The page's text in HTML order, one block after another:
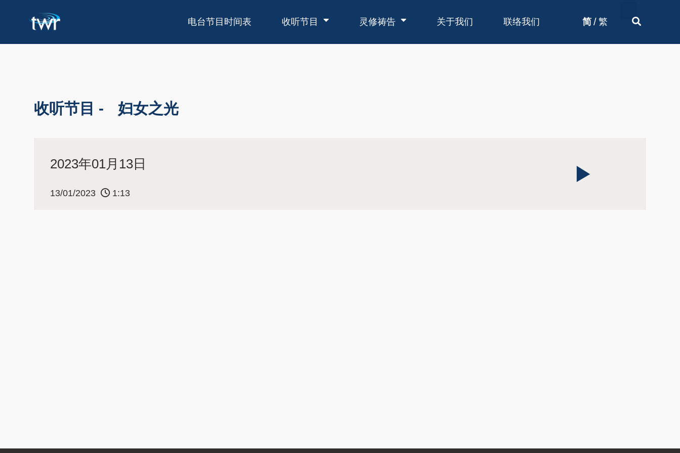
电台节目时间表 收听节目 灵修祷告 关于我们 联络我们 简 / 繁
收听节目 - 妇女之光
2023年01月13日
13/01/2023 1:13